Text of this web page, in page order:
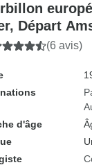
Départ
(6 avis)
d'âge